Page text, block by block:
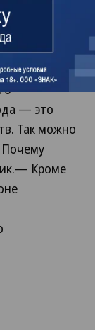
как
для
— это
Так можно
Кроме